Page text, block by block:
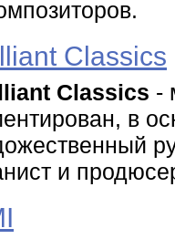
Classics
Classics -
в
и